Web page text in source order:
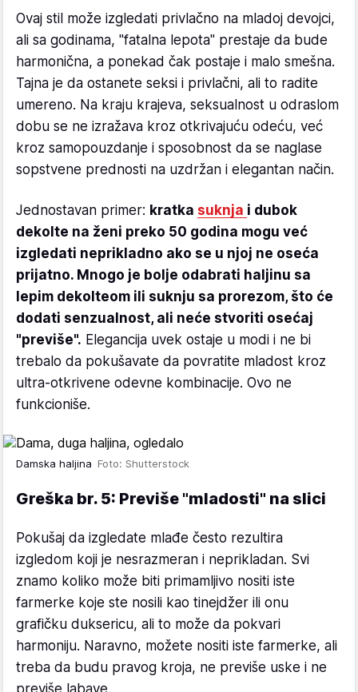
Ovaj stil može izgledati privlačno na mladoj devojci,
ali sa godinama, "fatalna lepota" prestaje da bude
harmonična, a ponekad čak postaje i malo smešna.
Tajna je da ostanete seksi i privlačni, ali to radite
umereno. Na kraju krajeva, seksualnost u odraslom
dobu se ne izražava kroz otkrivajuću odeću, već
kroz samopouzdanje i sposobnost da se naglase
sopstvene prednosti na uzdržan i elegantan način.
Jednostavan primer: kratka suknja i dubok
dekolte na ženi preko 50 godina mogu već
izgledati neprikladno ako se u njoj ne oseća
prijatno. Mnogo je bolje odabrati haljinu sa
lepim dekolteom ili suknju sa prorezom, što će
dodati senzualnost, ali neće stvoriti osećaj
"previše". Elegancija uvek ostaje u modi i ne bi
trebalo da pokušavate da povratite mladost kroz
ultra-otkrivene odevne kombinacije. Ovo ne
funkcioniše.
Damska haljina Foto: Shutterstock
Greška br. 5: Previše "mladosti" na slici
Pokušaj da izgledate mlađe često rezultira
izgledom koji je nesrazmeran i neprikladan. Svi
znamo koliko može biti primamljivo nositi iste
farmerke koje ste nosili kao tinejdžer ili onu
grafičku duksericu, ali to može da pokvari
harmoniju. Naravno, možete nositi iste farmerke, ali
treba da budu pravog kroja, ne previše uske i ne
previše labave.